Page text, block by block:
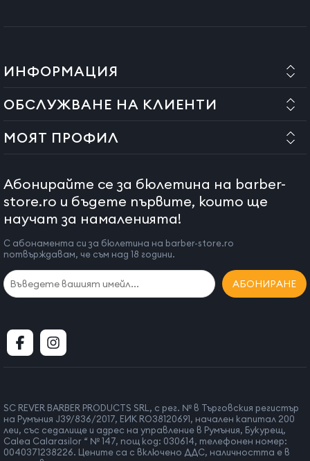
ИНФОРМАЦИЯ
ОБСЛУЖВАНЕ НА КЛИЕНТИ
МОЯТ ПРОФИЛ
Абонирайте се за бюлетина на barber-
store.ro и бъдете първите, които ще
научат за намаленията!
С абонамента си за бюлетина на barber-store.ro
потвърждавам, че съм над 18 години.
АБОНИРАНЕ
SC REVER BARBER PRODUCTS SRL, с рег. № в Търговския регистър
на Румъния J39/836/2017, ЕИК RO38120691, начален капитал 200
леи, със седалище и адрес на управление в Румъния, Букурещ,
Calea Calarasilor “ № 147, пощ код: 030614, телефонен номер:
0040371238226. Цените са с включено ДДС, наличността е в